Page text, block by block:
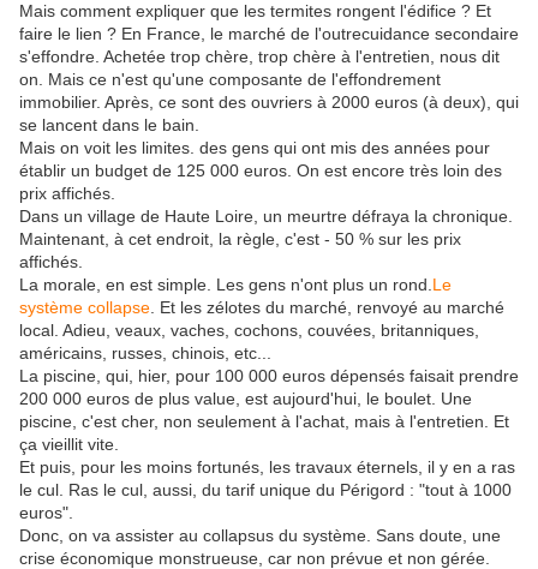
Mais comment expliquer que les termites rongent l'édifice ? Et
faire le lien ? En France, le marché de l'outrecuidance secondaire
s'effondre. Achetée trop chère, trop chère à l'entretien, nous dit
on. Mais ce n'est qu'une composante de l'effondrement
immobilier. Après, ce sont des ouvriers à 2000 euros (à deux), qui
se lancent dans le bain.
Mais on voit les limites. des gens qui ont mis des années pour
établir un budget de 125 000 euros. On est encore très loin des
prix affichés.
Dans un village de Haute Loire, un meurtre défraya la chronique.
Maintenant, à cet endroit, la règle, c'est - 50 % sur les prix
affichés.
La morale, en est simple. Les gens n'ont plus un rond. Le
système collapse . Et les zélotes du marché, renvoyé au marché
local. Adieu, veaux, vaches, cochons, couvées, britanniques,
américains, russes, chinois, etc...
La piscine, qui, hier, pour 100 000 euros dépensés faisait prendre
200 000 euros de plus value, est aujourd'hui, le boulet. Une
piscine, c'est cher, non seulement à l'achat, mais à l'entretien. Et
ça vieillit vite.
Et puis, pour les moins fortunés, les travaux éternels, il y en a ras
le cul. Ras le cul, aussi, du tarif unique du Périgord : "tout à 1000
euros".
Donc, on va assister au collapsus du système. Sans doute, une
crise économique monstrueuse, car non prévue et non gérée.